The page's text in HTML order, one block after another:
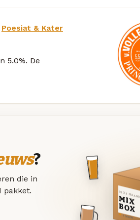
Poesiat & Kater
5.0%. De
?
die in
pakket.
DEZE MAAND
MIX
BOX
8 BIEREN